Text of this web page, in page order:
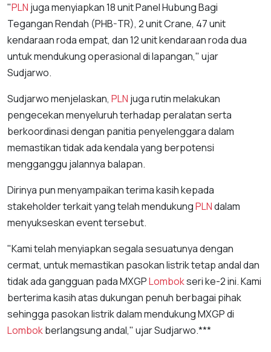
"PLN juga menyiapkan 18 unit Panel Hubung Bagi
Tegangan Rendah (PHB-TR), 2 unit Crane, 47 unit
kendaraan roda empat, dan 12 unit kendaraan roda dua
untuk mendukung operasional di lapangan," ujar
Sudjarwo.
Sudjarwo menjelaskan, PLN juga rutin melakukan
pengecekan menyeluruh terhadap peralatan serta
berkoordinasi dengan panitia penyelenggara dalam
memastikan tidak ada kendala yang berpotensi
mengganggu jalannya balapan.
Dirinya pun menyampaikan terima kasih kepada
stakeholder terkait yang telah mendukungPLNdalam
menyukseskan event tersebut.
"Kami telah menyiapkan segala sesuatunya dengan
cermat, untuk memastikan pasokan listrik tetap andal dan
tidak ada gangguan pada MXGPLombokseri ke-2 ini. Kami
berterima kasih atas dukungan penuh berbagai pihak
sehingga pasokan listrik dalam mendukung MXGP di
Lombokberlangsung andal," ujar Sudjarwo.***